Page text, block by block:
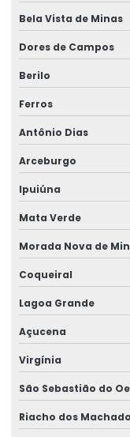
Bela Vista de Minas
Dores de Campos
Berilo
Ferros
Antônio Dias
Arceburgo
Ipuiúna
Mata Verde
Morada Nova de
Coqueiral
Lagoa Grande
Açucena
Virgínia
São Sebastião do
Riacho dos